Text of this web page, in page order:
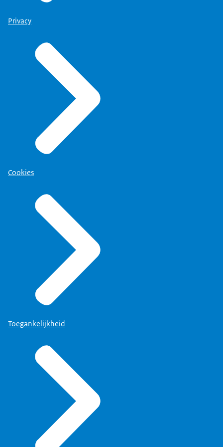
Klik hierom naar het onderzoeksrapport te
Privacy
Cookies
Toegankelijkheid